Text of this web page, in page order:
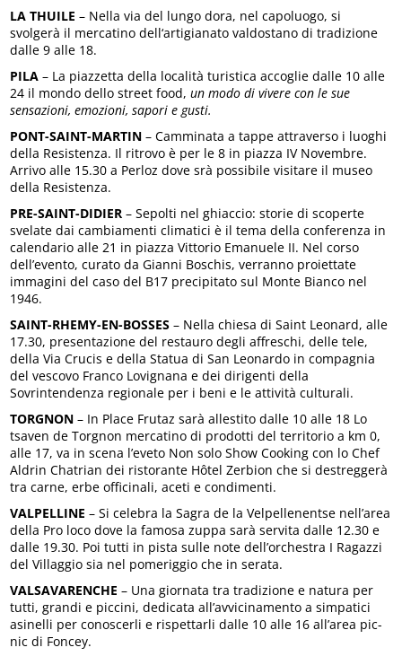
LA THUILE – Nella via del lungo dora, nel capoluogo, si
svolgerà il mercatino dell‘artigianato valdostano di tradizione
dalle 9 alle 18.
PILA – La piazzetta della località turistica accoglie dalle 10 alle
24 il mondo dello street food,un modo di vivere con le sue
sensazioni, emozioni, sapori e gusti.
PONT-SAINT-MARTIN – Camminata a tappe attraverso i luoghi
della Resistenza. Il ritrovo è per le 8 in piazza IV Novembre.
Arrivo alle 15.30 a Perloz dove srà possibile visitare il museo
della Resistenza.
PRE-SAINT-DIDIER – Sepolti nel ghiaccio: storie di scoperte
svelate dai cambiamenti climatici è il tema della conferenza in
calendario alle 21 in piazza Vittorio Emanuele II. Nel corso
dell’evento, curato da Gianni Boschis, verranno proiettate
immagini del caso del B17 precipitato sul Monte Bianco nel
1946.
SAINT-RHEMY-EN-BOSSES – Nella chiesa di Saint Leonard, alle
17.30, presentazione del restauro degli affreschi, delle tele,
della Via Crucis e della Statua di San Leonardo in compagnia
del vescovo Franco Lovignana e dei dirigenti della
Sovrintendenza regionale per i beni e le attività culturali.
TORGNON – In Place Frutaz sarà allestito dalle 10 alle 18 Lo
tsaven de Torgnon mercatino di prodotti del territorio a km 0,
alle 17, va in scena l’eveto Non solo Show Cooking con lo Chef
Aldrin Chatrian dei ristorante Hôtel Zerbion che si destreggerà
tra carne, erbe officinali, aceti e condimenti.
VALPELLINE – Si celebra la Sagra de la Velpellenentse nell’area
della Pro loco dove la famosa zuppa sarà servita dalle 12.30 e
dalle 19.30. Poi tutti in pista sulle note dell’orchestra I Ragazzi
del Villaggio sia nel pomeriggio che in serata.
VALSAVARENCHE – Una giornata tra tradizione e natura per
tutti, grandi e piccini, dedicata all’avvicinamento a simpatici
asinelli per conoscerli e rispettarli dalle 10 alle 16 all’area pic-
nic di Foncey.